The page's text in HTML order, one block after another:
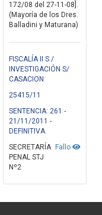
172/08 del 27-11-08].
(Mayoría de los Dres.
Balladini y Maturana)
FISCALÍA II S /
INVESTIGACIÓN S/
CASACION
25415/11
SENTENCIA: 261 -
21/11/2011 -
DEFINITIVA
Fallo
SECRETARÍA
PENAL STJ
Nº2